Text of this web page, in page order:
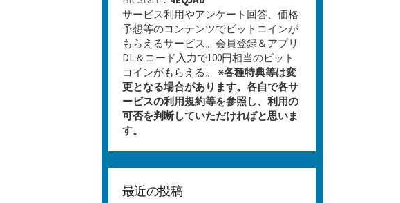
サービス利用やアンケート回答、価格
予想等のコンテンツでビットコインが
もらえるサービス。会員登録＆アプリ
DL＆コード入力で100円相当のビット
コインがもらえる。 ※各種特典等は変
更となる場合があります。各自で各サ
ービスの利用規約等を参照し、利用の
可否を判断していただければと思いま
す。
最近の投稿